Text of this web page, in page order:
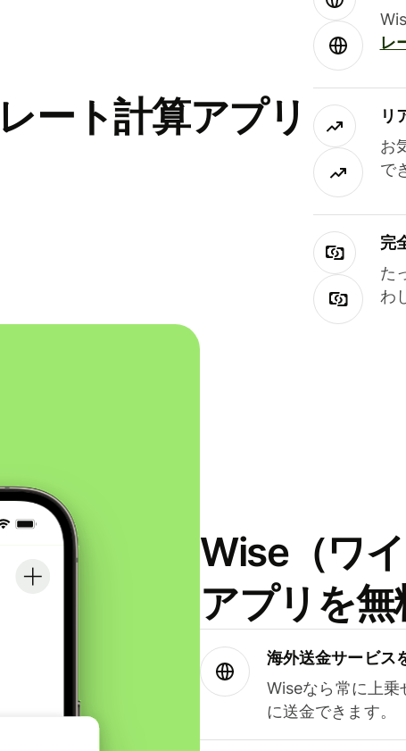
ート計算アプリ
レ
リ
お
で
完
た
わ
Wise（ワ
アプリを
海外送金サービス
Wiseなら常に上乗
に送金できます。